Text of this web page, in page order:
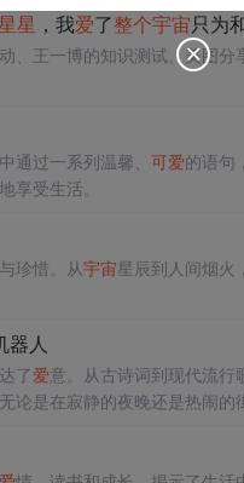
星 ，我爱了整个宇宙只为
、王一博的知识测试、美图分
通过一系列温馨、 可爱的语句
享受生活。
珍惜。从宇宙星辰到人间烟火
器人
了爱意。从古诗词到现代流行
论是在寂静的夜晚还是热闹的